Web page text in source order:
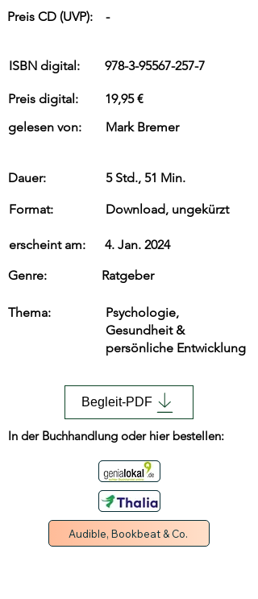
Preis CD (UVP):
-
ISBN digital:
Preis digital:
gelesen von:
978-3-95567-257-7
19,95 €
Mark Bremer
Dauer:
Format:
erscheint am:
Genre:
Thema:
5 Std., 51 Min.
Download, ungekürzt
4. Jan. 2024
Ratgeber
Psychologie,
Gesundheit &
persönliche Entwicklung
Begleit-PDF
In der Buchhandlung oder hier bestellen:
Audible, Bookbeat & Co.